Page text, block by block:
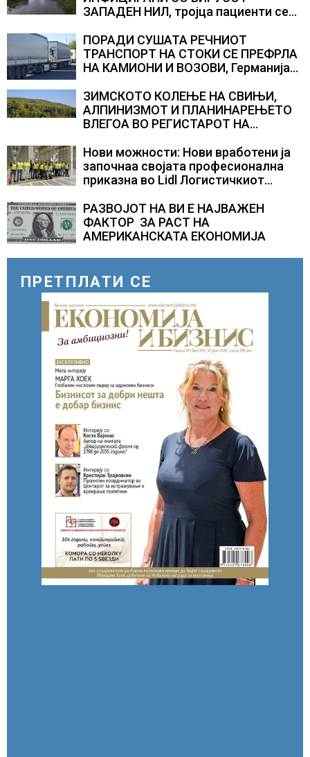
ЗАПАДЕН НИЛ, тројца пациенти се
ПОРАДИ СУШАТА РЕЧНИОТ
ТРАНСПОРТ НА СТОКИ СЕ ПРЕФРЛА
НА КАМИОНИ И ВОЗОВИ, Германија
камионџиите да возат и во недела
ЗИМСКОТО КОЛЕЊЕ НА СВИЊИ,
АЛПИНИЗМОТ И ПЛАНИНАРЕЊЕТО
ВЛЕГОА ВО РЕГИСТАРОТ НА
СЛОВЕНИЈА
Нови можности: Нови вработени ја
започнаа својата професионална
приказна во Lidl Логистичкиот
РАЗВОЈОТ НА ВИ Е НАЈВАЖЕН
ФАКТОР ЗА РАСТ НА
АМЕРИКАНСКАТА ЕКОНОМИЈА
ПРЕТПЛАТИ СЕ